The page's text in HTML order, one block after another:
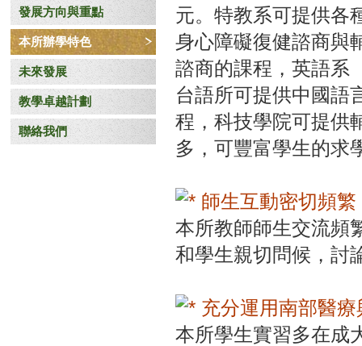
發展方向與重點
本所辦學特色
未來發展
教學卓越計劃
聯絡我們
元。特教系可提供各
身心障礙復健諮商與
諮商的課程，英語系
台語所可提供中國語
程，科技學院可提供
多，可豐富學生的求
師生互動密切頻繁
本所教師師生交流頻
和學生親切問候，討
充分運用南部醫
本所學生實習多在成